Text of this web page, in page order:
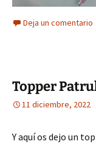
Deja un comentario
Topper
11 diciembre, 2022
Y aquí os dejo un